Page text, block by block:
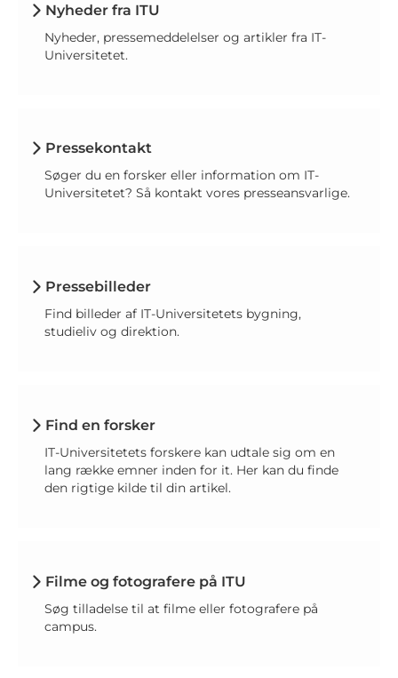
Nyheder fra ITU
Nyheder, pressemeddelelser og artikler fra IT-
Universitetet.
Pressekontakt
Søger du en forsker eller information om IT-
Universitetet? Så kontakt vores presseansvarlige.
Pressebilleder
Find billeder af IT-Universitetets bygning,
studieliv og direktion.
Find en forsker
IT-Universitetets forskere kan udtale sig om en
lang række emner inden for it. Her kan du finde
den rigtige kilde til din artikel.
Filme og fotografere på ITU
Søg tilladelse til at filme eller fotografere på
campus.